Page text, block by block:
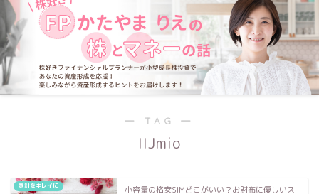
― TAG ―
IIJmio
家計をキレイに
小容量の格安SIMどこがいい？お財布に優しいス